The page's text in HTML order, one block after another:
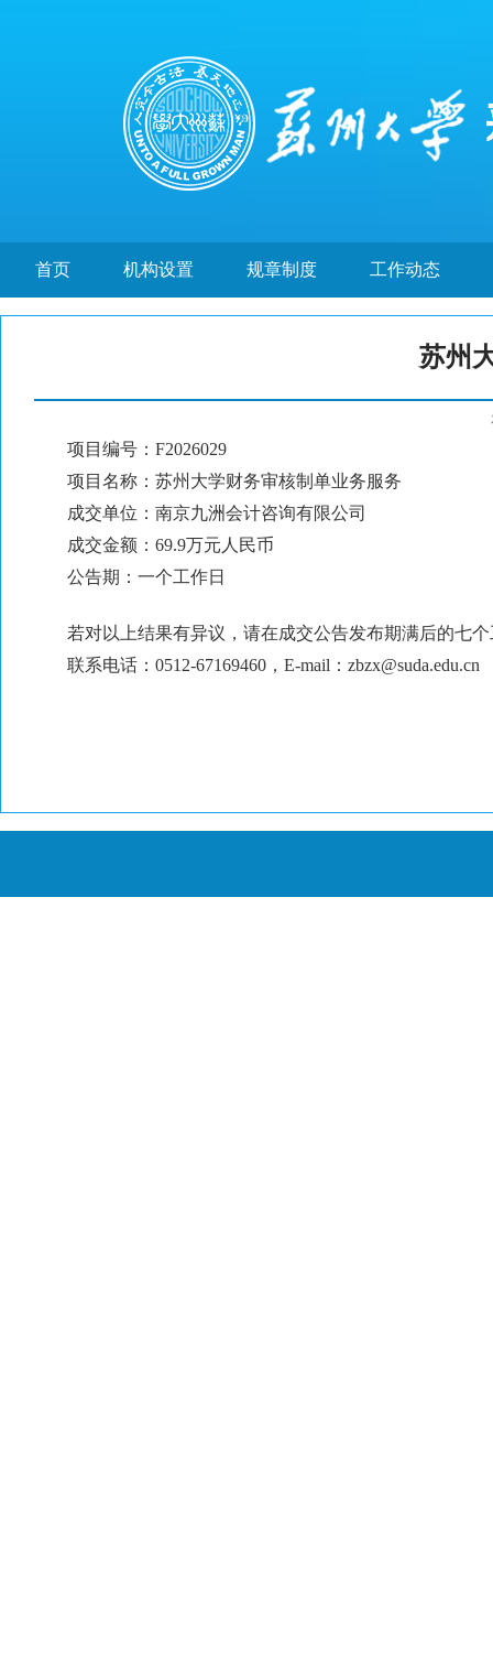
首页 机构设置 规章制度 工作动态
苏州
项目编号：F2026029
项目名称：苏州大学财务审核制单业务服务
成交单位：南京九洲会计咨询有限公司
成交金额：69.9万元人民币
公告期：一个工作日
若对以上结果有异议，请在成交公告发布期满后的七
联系电话：0512-67169460，E-mail：zbzx@suda.edu.cn